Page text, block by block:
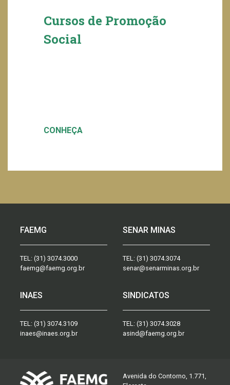
Cursos de Promoção
Social
CONHEÇA
FAEMG
TEL: (31) 3074.3000
faemg@faemg.org.br
SENAR MINAS
TEL: (31) 3074.3074
senar@senarminas.org.br
INAES
TEL: (31) 3074.3109
inaes@inaes.org.br
SINDICATOS
TEL: (31) 3074.3028
asind@faemg.org.br
Avenida do Contorno, 1.771,